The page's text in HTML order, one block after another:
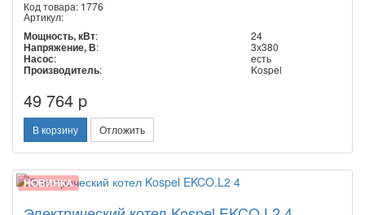
Код товара: 1776
Артикул:
Мощность, кВт: 24
Напряжение, В: 3х380
Насос: есть
Производитель: Kospel
49 764 p
В корзину Отложить
НОВИНКА